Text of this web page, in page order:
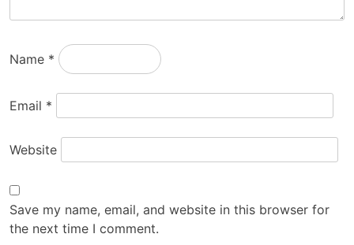
Name *
Email *
Website
Save my name, email, and website in this browser for
the next time I comment.